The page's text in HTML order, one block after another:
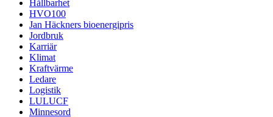
Hållbarhet
HVO100
Jan Häckners bioenergipris
Jordbruk
Karriär
Klimat
Kraftvärme
Ledare
Logistik
LULUCF
Minnesord